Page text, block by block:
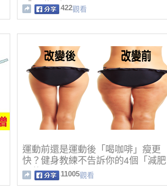
「內臟」裡！
422觀看
運動前還是運動後「喝咖啡」瘦更
快？健身教練不告訴你的4個「減肥
內幕」
11005觀看